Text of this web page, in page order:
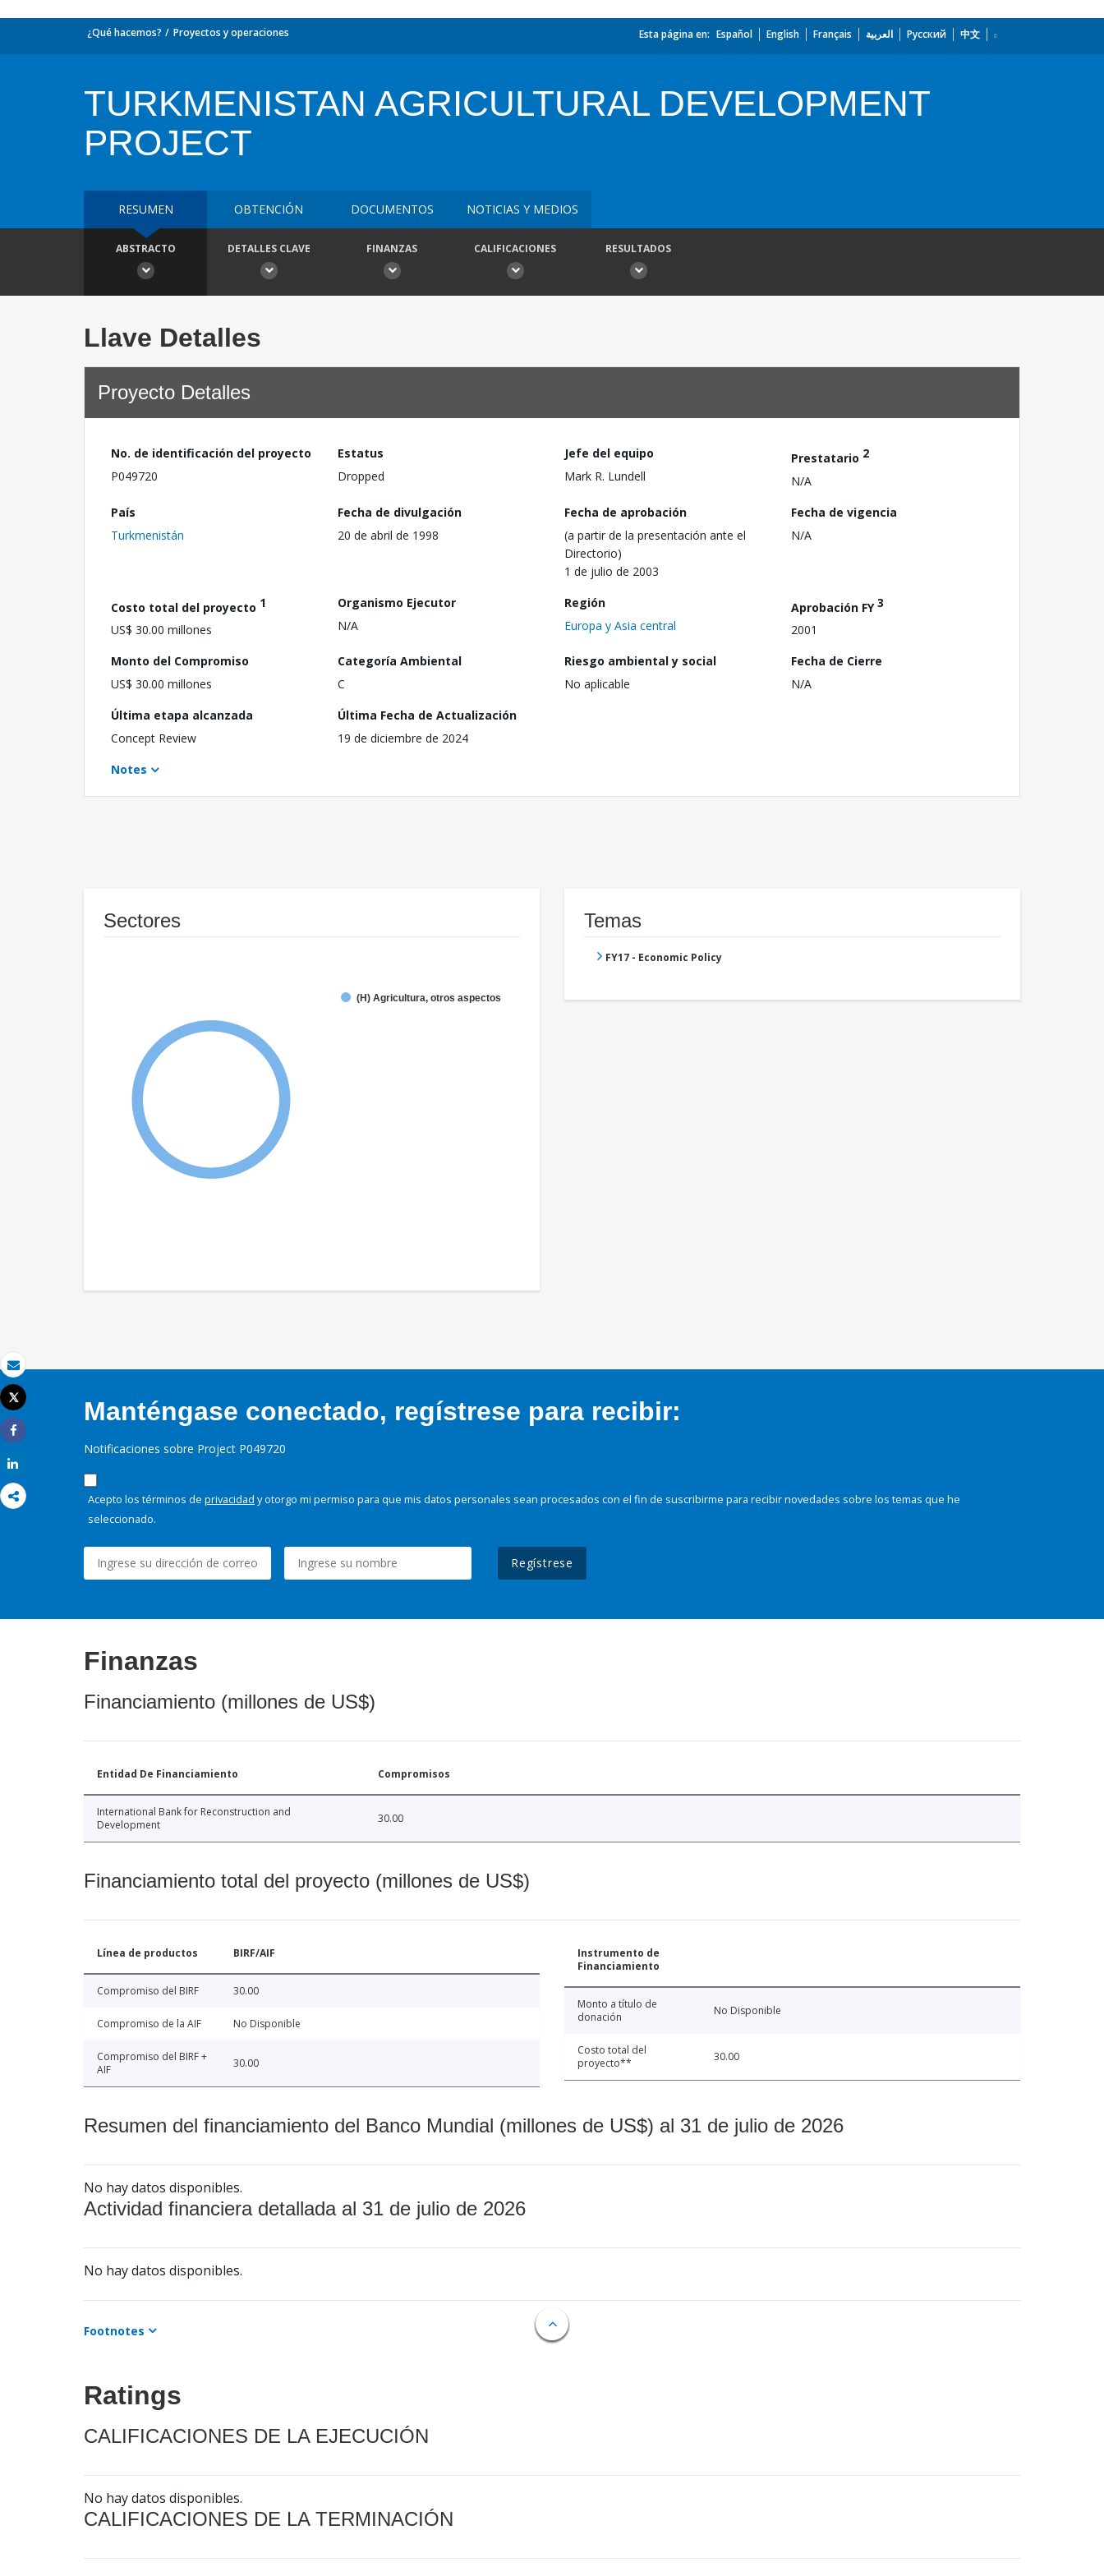
Correo electrónico
Imprimir
Tweet
Share
¿Qué hacemos? Proyectos y operaciones Esta página en: Español English Français العربية Русский 中文
TURKMENISTAN AGRICULTURAL DEVELOPMENT
PROJECT
RESUMEN OBTENCIÓN DOCUMENTOS NOTICIAS Y MEDIOS
ABSTRACTO DETALLES CLAVE FINANZAS CALIFICACIONES RESULTADOS
Llave Detalles
Proyecto Detalles
No. de identificación del proyecto
P049720
Estatus
Dropped
Jefe del equipo
Mark R. Lundell
Prestatario 2
N/A
País
Turkmenistán
Fecha de divulgación
20 de abril de 1998
Fecha de aprobación
(a partir de la presentación ante el
Directorio)
1 de julio de 2003
Fecha de vigencia
N/A
Costo total del proyecto 1
US$ 30.00 millones
Organismo Ejecutor
N/A
Región
Europa y Asia central
Aprobación FY3
2001
Monto del Compromiso
US$ 30.00 millones
Categoría Ambiental
C
Riesgo ambiental y social
No aplicable
Fecha de Cierre
N/A
Última etapa alcanzada
Concept Review
Última Fecha de Actualización
19 de diciembre de 2024
Notes
Sectores
(H) Agricultura, otros aspectos
Temas
FY17 - Economic Policy
Manténgase conectado, regístrese para recibir:
Notificaciones sobre Project P049720
Acepto los términos de privacidad y otorgo mi permiso para que mis datos personales sean procesados con el fin de suscribirme para recibir novedades sobre los temas que he
seleccionado.
Regístrese
Finanzas
Financiamiento (millones de US$)
Entidad De Financiamiento Compromisos
International Bank for Reconstruction and
Development
30.00
Financiamiento total del proyecto (millones de US$)
Línea de productos BIRF/AIF
Compromiso del BIRF 30.00
Compromiso de la AIF No Disponible
Compromiso del BIRF +
AIF
30.00
Instrumento de
Financiamiento
Monto a título de
donación
No Disponible
Costo total del
proyecto**
30.00
Resumen del financiamiento del Banco Mundial (millones de US$) al 31 de julio de 2026
No hay datos disponibles.
Actividad financiera detallada al 31 de julio de 2026
No hay datos disponibles.
Footnotes
Ratings
CALIFICACIONES DE LA EJECUCIÓN
No hay datos disponibles.
CALIFICACIONES DE LA TERMINACIÓN